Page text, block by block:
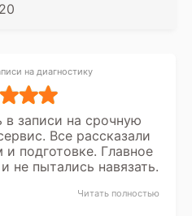
на диагностику
записи на срочную
Все рассказали
подготовке. Главное
не пытались навязать.
Читать полностью